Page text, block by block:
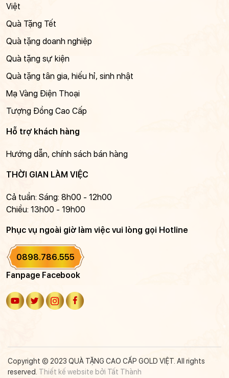
Việt
Quà Tặng Tết
Quà tặng doanh nghiệp
Quà tặng sự kiện
Quà tặng tân gia, hiếu hỉ, sinh nhật
Mạ Vàng Điện Thoại
Tượng Đồng Cao Cấp
Hỗ trợ khách hàng
Hướng dẫn, chính sách bán hàng
THỜI GIAN LÀM VIỆC
Cả tuần: Sáng: 8h00 - 12h00
Chiều: 13h00 - 19h00
Phục vụ ngoài giờ làm việc vui lòng gọi Hotline
0898.786.555
Fanpage Facebook
Copyright © 2023 QUÀ TẶNG CAO CẤP GOLD VIỆT. All rights
reserved. Thiết kế website bởi Tất Thành